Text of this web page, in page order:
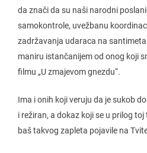
da znači da su naši narodni
samokontrole, uvežbanu
zadržavanja udaraca na
maniru istančanijem od onog koji
filmu „U zmajevom gnezdu“.
Ima i onih koji veruju da je sukob
i režiran, a dokaz koji se u prilog
baš takvog zapleta pojavile na